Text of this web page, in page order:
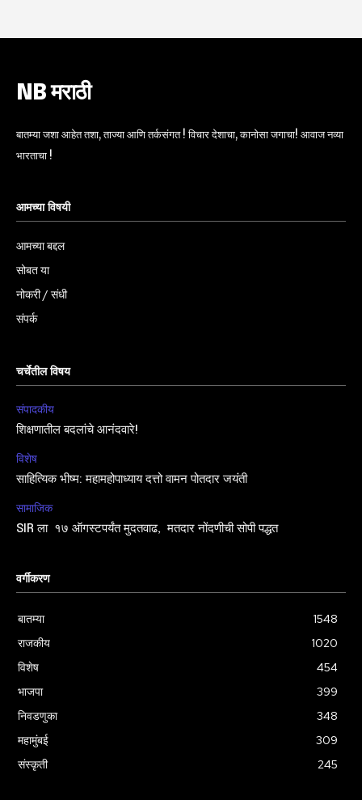
NB मराठी
बातम्या जशा आहेत तशा, ताज्या आणि तर्कसंगत ! विचार देशाचा, कानोसा जगाचा! आवाज नव्या
भारताचा !
आमच्या विषयी
आमच्या बद्दल
सोबत या
नोकरी / संधी
संपर्क
चर्चेतील विषय
संपादकीय
शिक्षणातील बदलांचे आनंदवारे!
विशेष
साहित्यिक भीष्म: महामहोपाध्याय दत्तो वामन पोतदार जयंती
सामाजिक
SIR ला १७ ऑगस्टपर्यंत मुदतवाढ, मतदार नोंदणीची सोपी पद्धत
वर्गीकरण
बातम्या
1548
राजकीय
1020
विशेष
454
भाजपा
399
निवडणुका
348
महामुंबई
309
संस्कृती
245